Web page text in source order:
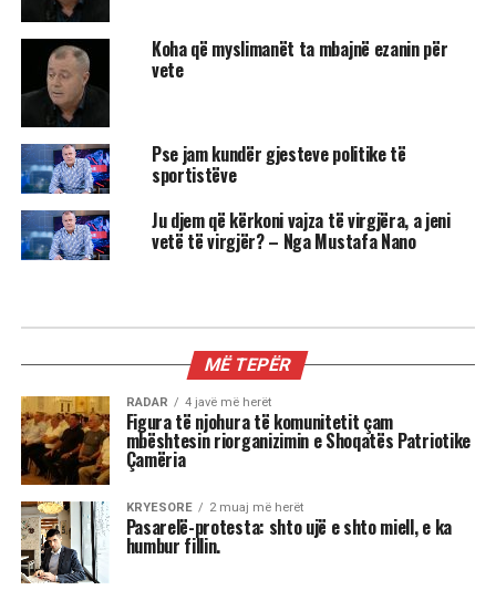
Koha që myslimanët ta mbajnë ezanin për
vete
Pse jam kundër gjesteve politike të
sportistëve
Ju djem që kërkoni vajza të virgjëra, a jeni
vetë të virgjër? – Nga Mustafa Nano
Albana Koçiu dhe reforma e madhe:
një cigare më pak, një status më
shumë